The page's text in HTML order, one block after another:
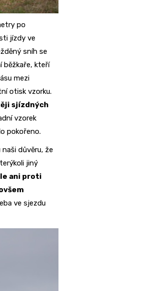
po
jízdy ve
sníh se
běžkaře, kteří
mezi
otisk vzorku.
sjízdných
vzorek
pokořeno.
důvěru, že
jiný
ani proti
ve sjezdu